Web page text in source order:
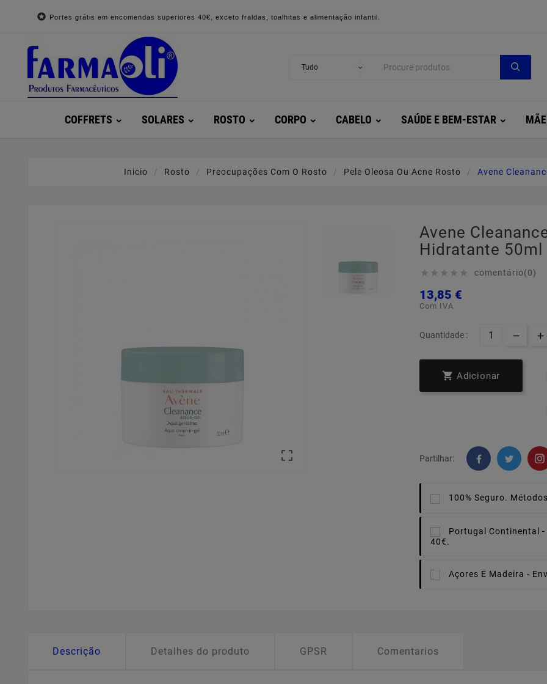
 Portes grátis em encomendas superiores 40€, exceto fraldas, toalhitas e alimentação infantil.
COFFRETS SOLARES ROSTO CORPO CABELO SAÚDE E BEM-ESTAR
Inicio Rosto Preocupações Com O Rosto Pele Oleosa Ou Acne Rosto Avene

Avene
Hidratante 50ml
     comentário(0)
13,85 €
Com IVA
Quantidade :
 Adicionar
Partilhar:
100% Seguro.
Portugal Continental -
40€.
Açores E Madeira -
Descrição Detalhes do produto GPSR Comentarios